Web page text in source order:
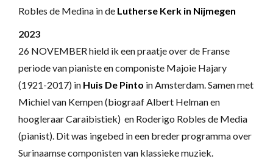
Robles de Medina in de Lutherse Kerk in Nijmegen
2023
26 NOVEMBER hield ik een praatje over de Franse
periode van pianiste en componiste Majoie Hajary
(1921-2017) in Huis De Pinto in Amsterdam. Samen met
Michiel van Kempen (biograaf Albert Helman en
hoogleraar Caraibistiek) en Roderigo Robles de Media
(pianist). Dit was ingebed in een breder programma over
Surinaamse componisten van klassieke muziek.